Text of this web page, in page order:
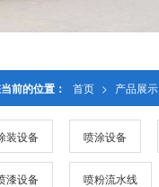
前的位置： 首页 > 产品展示
装设备 喷涂设备
漆设备 喷粉流水线